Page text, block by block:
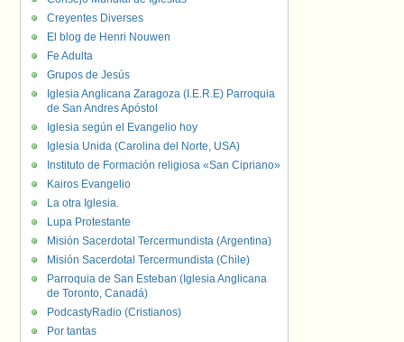
Creyentes Diverses
El blog de Henri Nouwen
Fe Adulta
Grupos de Jesús
Iglesia Anglicana Zaragoza (I.E.R.E) Parroquia
de San Andres Apóstol
Iglesia según el Evangelio hoy
Iglesia Unida (Carolina del Norte, USA)
Instituto de Formación religiosa «San Cipriano»
Kairos Evangelio
La otra Iglesia.
Lupa Protestante
Misión Sacerdotal Tercermundista (Argentina)
Misión Sacerdotal Tercermundista (Chile)
Parroquia de San Esteban (Iglesia Anglicana
de Toronto, Canadá)
PodcastyRadio (Cristianos)
Por tantas